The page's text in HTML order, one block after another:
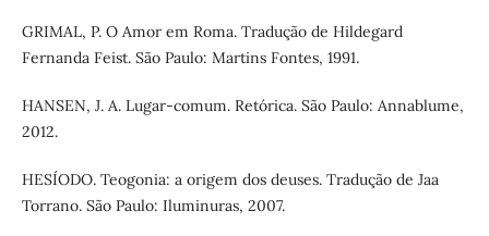
GRIMAL, P. O Amor em Roma. Tradução de Hildegard
Fernanda Feist. São Paulo: Martins Fontes, 1991.
HANSEN, J. A. Lugar-comum. Retórica. São Paulo: Annablume,
2012.
HESÍODO. Teogonia: a origem dos deuses. Tradução de Jaa
Torrano. São Paulo: Iluminuras, 2007.